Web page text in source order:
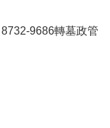
9686轉墓政管